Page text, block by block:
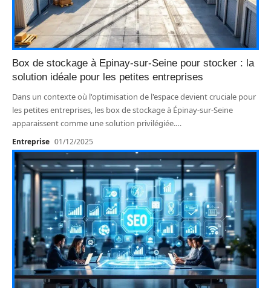
Box de stockage à Epinay-sur-Seine pour stocker : la
solution idéale pour les petites entreprises
Dans un contexte où l'optimisation de l'espace devient cruciale pour
les petites entreprises, les box de stockage à Épinay-sur-Seine
apparaissent comme une solution privilégiée.…
Entreprise 01/12/2025